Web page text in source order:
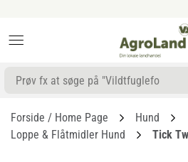
Forside / Home Page
Hund
Loppe & Flåtmidler Hund
Tick